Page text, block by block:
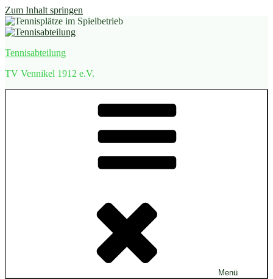
Zum Inhalt springen
Tennisabteilung
TV Vennikel 1912 e.V.
Menü